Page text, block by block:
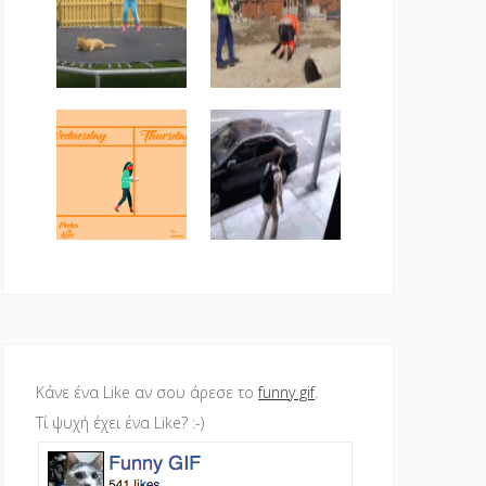
Κάνε ένα Like αν σου άρεσε τοfunny gif.
Τί ψυχή έχει ένα Like? :-)